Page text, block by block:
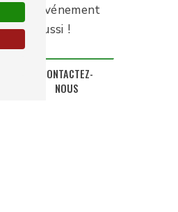
un événement
et réussi !
CONTACTEZ-
NOUS